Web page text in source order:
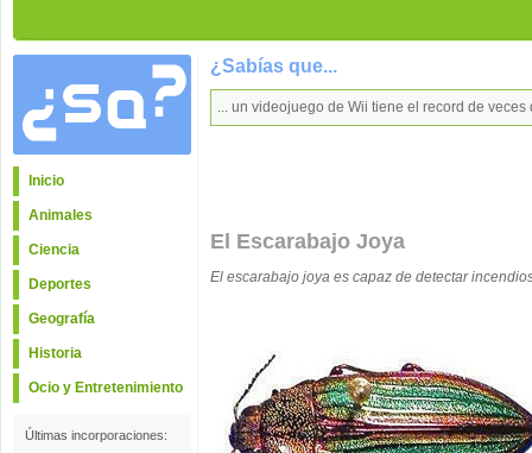
Inicio
Animales
Ciencia
Deportes
Geografía
Historia
Ocio y Entretenimiento
Últimas incorporaciones:
¿Sabías que...
... un videojuego de Wii tiene el record de
El Escarabajo Joya
El escarabajo joya es capaz de detectar